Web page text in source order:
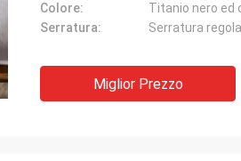
Colore:
Titanio nero ed
Serratura:
Serratura
Miglior Prezzo